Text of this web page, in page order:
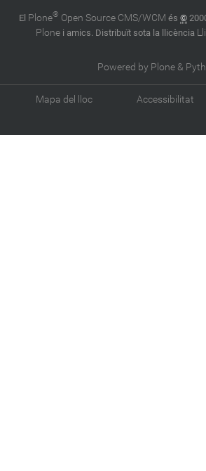
El Plone® Open Source CMS/WCM és ©
Plonei amics. Distribuït sota la llicència
Powered by Plone &
Mapa del lloc Accessibilitat